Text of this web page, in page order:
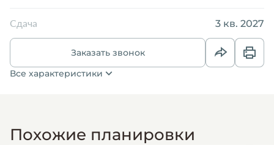
Сдача 3 кв. 2027
Заказать звонок
Все характеристики
Похожие планировки